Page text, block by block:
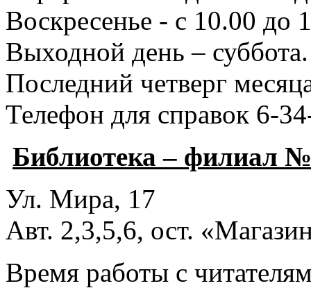
Воскресенье - с 10.00 до
Выходной день – суббота.
Последний четверг
Телефон для справок 6-
Библиотека – филиал
Ул. Мира, 17
Авт. 2,3,5,6, ост.
Время работы с